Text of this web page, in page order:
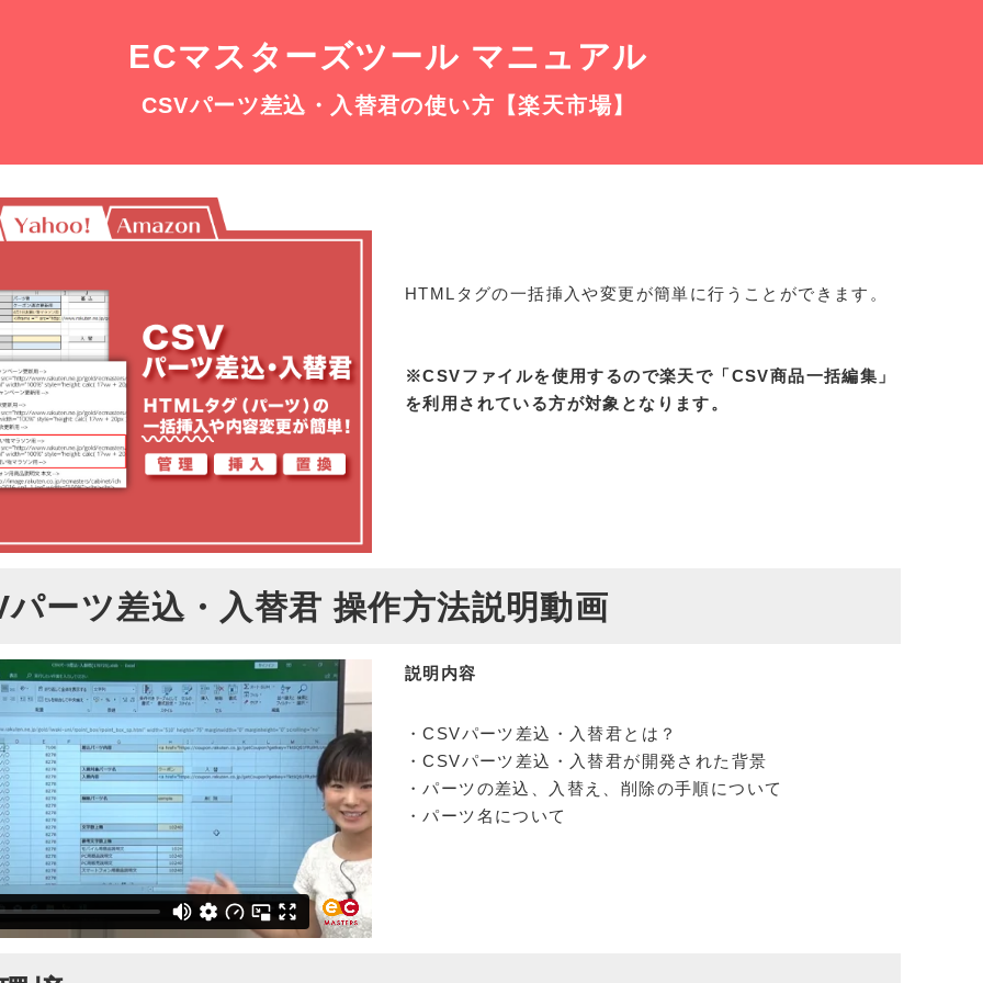
ECマスターズツール マニュアル
CSVパーツ差込・入替君の使い方【楽天市場】
HTMLタグの一括挿入や変更が簡単に行うことができます。
※CSVファイルを使用するので楽天で「CSV商品一括編集」
を利用されている方が対象となります。
ーツ差込・入替君 操作方法説明動画
説明内容
・CSVパーツ差込・入替君とは？
・CSVパーツ差込・入替君が開発された背景
・パーツの差込、入替え、削除の手順について
・パーツ名について